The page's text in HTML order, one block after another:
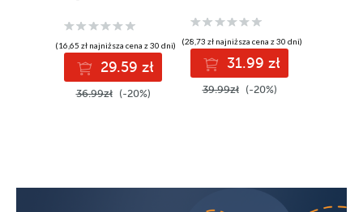
(16,65 zł najniższa cena z 30 dni)
29.59 zł
36.99zł (-20%)
(28,73 zł najniższa cena z 30 dni)
31.99 zł
39.99zł (-20%)